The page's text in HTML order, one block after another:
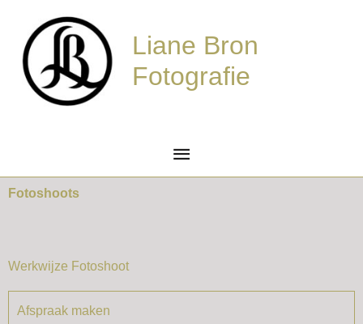
inhoud
Liane Bron
Fotografie
Fotoshoots
Werkwijze Fotoshoot
Afspraak maken